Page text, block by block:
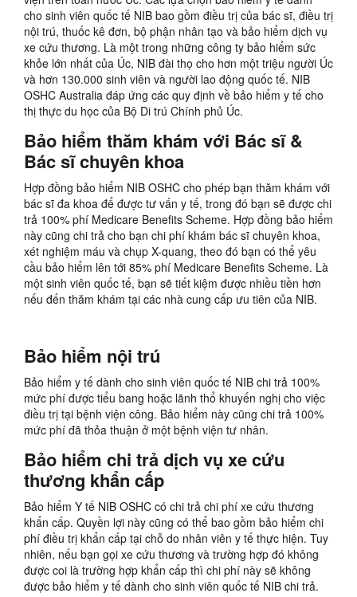
cho sinh viên quốc tế NIB bao gồm điều trị của bác sĩ, điều trị
nội trú, thuốc kê đơn, bộ phận nhân tạo và bảo hiểm dịch vụ
xe cứu thương. Là một trong những công ty bảo hiểm sức
khỏe lớn nhất của Úc, NIB đài thọ cho hơn một triệu người Úc
và hơn 130.000 sinh viên và người lao động quốc tế. NIB
OSHC Australia đáp ứng các quy định về bảo hiểm y tế cho
thị thực du học của Bộ Di trú Chính phủ Úc.
Bảo hiểm thăm khám với Bác sĩ &
Bác sĩ chuyên khoa
Hợp đồng bảo hiểm NIB OSHC cho phép bạn thăm khám với
bác sĩ đa khoa để được tư vấn y tế, trong đó bạn sẽ được chi
trả 100% phí Medicare Benefits Scheme. Hợp đồng bảo hiểm
này cũng chi trả cho bạn chi phí khám bác sĩ chuyên khoa,
xét nghiệm máu và chụp X-quang, theo đó bạn có thể yêu
cầu bảo hiểm lên tới 85% phí Medicare Benefits Scheme. Là
một sinh viên quốc tế, bạn sẽ tiết kiệm được nhiều tiền hơn
nếu đến thăm khám tại các nhà cung cấp ưu tiên của NIB.
Bảo hiểm nội trú
Bảo hiểm y tế dành cho sinh viên quốc tế NIB chi trả 100%
mức phí được tiểu bang hoặc lãnh thổ khuyến nghị cho việc
điều trị tại bệnh viện công. Bảo hiểm này cũng chi trả 100%
mức phí đã thỏa thuận ở một bệnh viện tư nhân.
Bảo hiểm chi trả dịch vụ xe cứu
thương khẩn cấp
Bảo hiểm Y tế NIB OSHC có chi trả chi phí xe cứu thương
khẩn cấp. Quyền lợi này cũng có thể bao gồm bảo hiểm chi
phí điều trị khẩn cấp tại chỗ do nhân viên y tế thực hiện. Tuy
nhiên, nếu bạn gọi xe cứu thương và trường hợp đó không
được coi là trường hợp khẩn cấp thì chi phí này sẽ không
được bảo hiểm y tế dành cho sinh viên quốc tế NIB chi trả.